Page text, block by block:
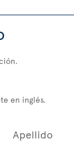
en inglés.
Apellido